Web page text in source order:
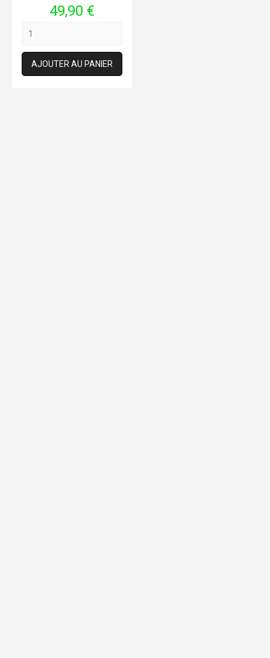
Prix
49,90 €
AJOUTER AU PANIER